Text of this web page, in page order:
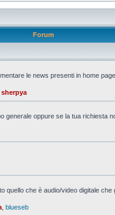
Forum
le news presenti in home
sherpya
generale oppure se la tua richiesta
quello che è audio/video digitale
blueseb